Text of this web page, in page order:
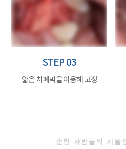
STEP 03
얇은 차폐막을 이용해 고정
순한 사람들의 서울